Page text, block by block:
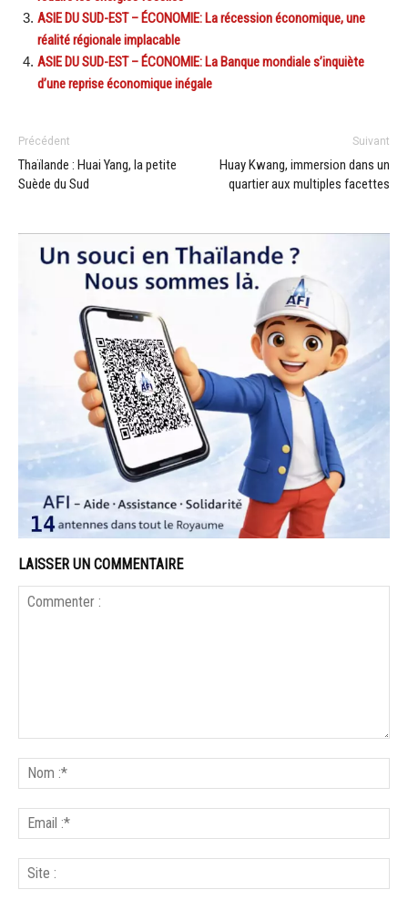
ASIE DU SUD-EST – ÉCONOMIE: La récession économique, une
réalité régionale implacable
ASIE DU SUD-EST – ÉCONOMIE: La Banque mondiale s’inquiète
d’une reprise économique inégale
Précédent
Thaïlande : Huai Yang, la petite
Suède du Sud
Suivant
Huay Kwang, immersion dans un
quartier aux multiples facettes
LAISSER UN COMMENTAIRE